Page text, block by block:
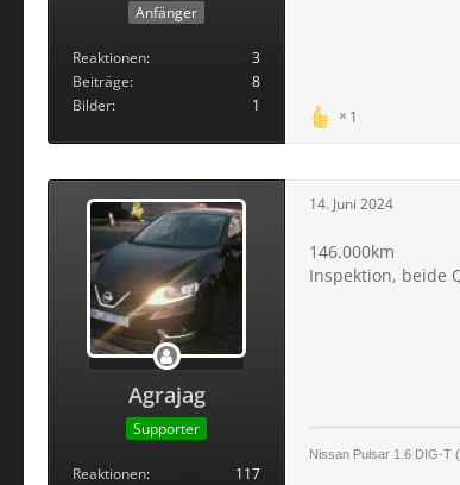
Anfänger
Reaktionen
3
Beiträge
8
Bilder
1
1
Agrajag
Supporter
Reaktionen
117
14. Juni 2024
146.000km
Inspektion, beide
Nissan Pulsar 1.6 DIG-T